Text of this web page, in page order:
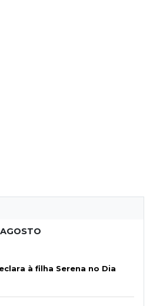
à filha Serena no Dia